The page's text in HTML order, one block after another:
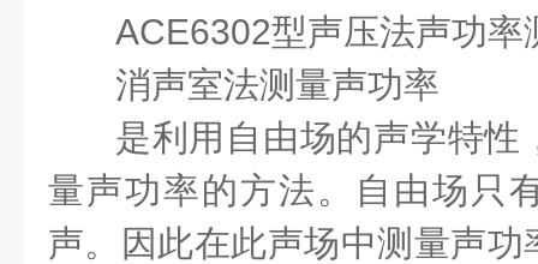
ACE6302型声压法声功率
消声室法测量声功率
是利用自由场的声学特性
量声功率的方法。自由场只
声。因此在此声场中测量声